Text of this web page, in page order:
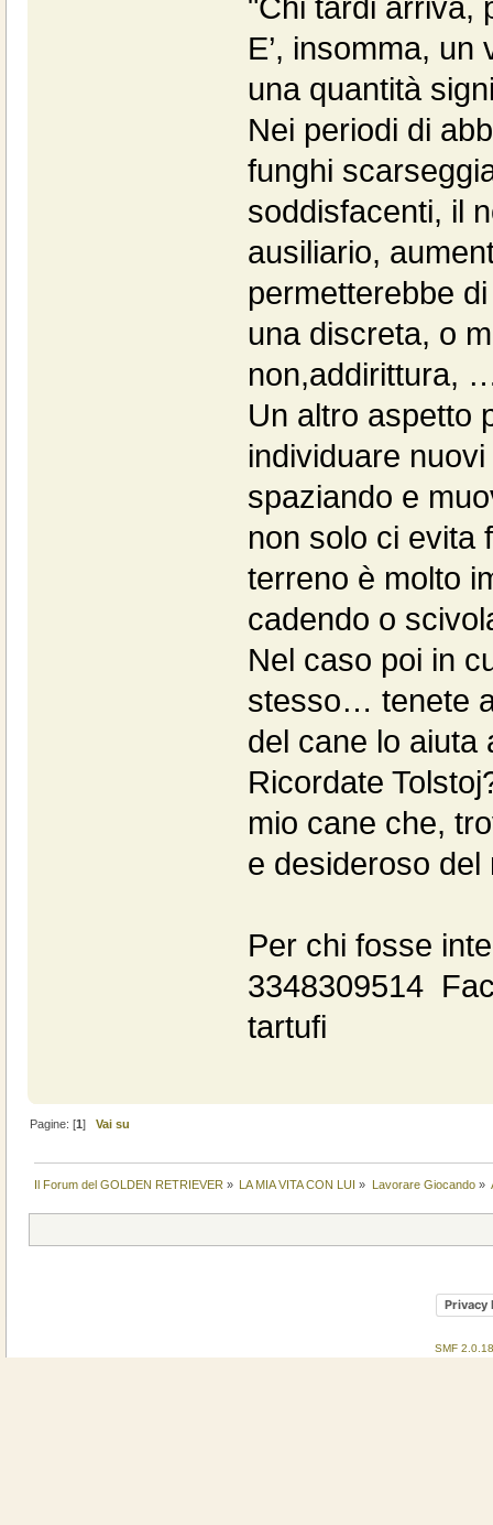
"Chi tardi arriva,
E’, insomma,
una quantità
Nei periodi di
funghi
soddisfacenti, il
ausiliario,
permetterebbe
una discreta, o
non,addirittura,
Un altro aspetto
individuare
spaziando e
non solo ci evita
terreno è molto
cadendo o
Nel caso poi in
stesso… tenete
del cane lo aiuta
Ricordate
mio cane che,
e desideroso del
Per chi fosse
3348309514
tartufi
Pagine: [1]Vai su
Il Forum del GOLDEN RETRIEVER » LA MIA VITA CON LUI » Lavorare Giocando»
Privacy
SMF 2.0.18